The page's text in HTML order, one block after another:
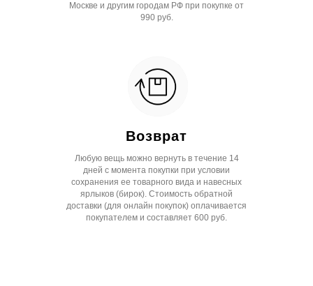
Москве и другим городам РФ при покупке от
990 руб.
Любую вещь можно вернуть в течение 14
дней с момента покупки при условии
сохранения ее товарного вида и навесных
ярлыков (бирок). Стоимость обратной
доставки (для онлайн покупок) оплачивается
покупателем и составляет 600 руб.
Возврат